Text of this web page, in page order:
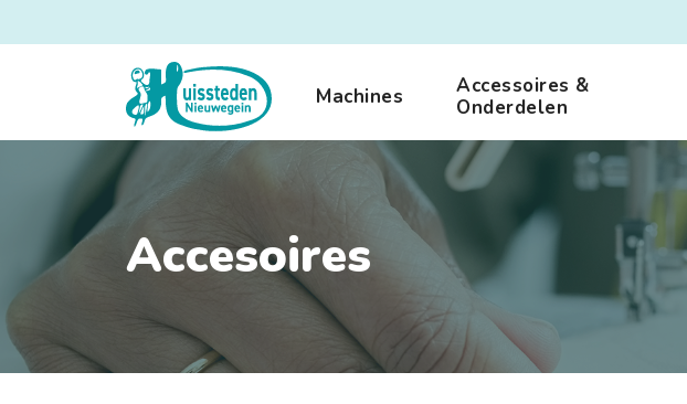
Machines
Accessoires &
Onderdelen
Accesoires